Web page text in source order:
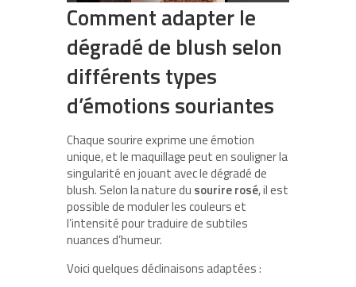
Comment adapter le
dégradé de blush selon
différents types
d’émotions souriantes
Chaque sourire exprime une émotion
unique, et le maquillage peut en souligner la
singularité en jouant avec le dégradé de
blush. Selon la nature du sourire rosé, il est
possible de moduler les couleurs et
l’intensité pour traduire de subtiles
nuances d’humeur.
Voici quelques déclinaisons adaptées :